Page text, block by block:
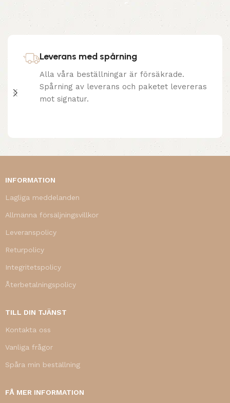
Leverans med spårning
Alla våra beställningar är försäkrade.
Spårning av leverans och paketet levereras
mot signatur.
INFORMATION
Lagliga meddelanden
Allmänna försäljningsvillkor
Leveranspolicy
Returpolicy
Integritetspolicy
Återbetalningspolicy
TILL DIN TJÄNST
Kontakta oss
Vanliga frågor
Spåra min beställning
FÅ MER INFORMATION